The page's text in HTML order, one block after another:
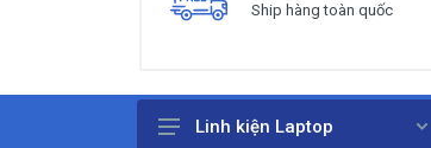
Ship hàng toàn quốc
Linh kiện Laptop